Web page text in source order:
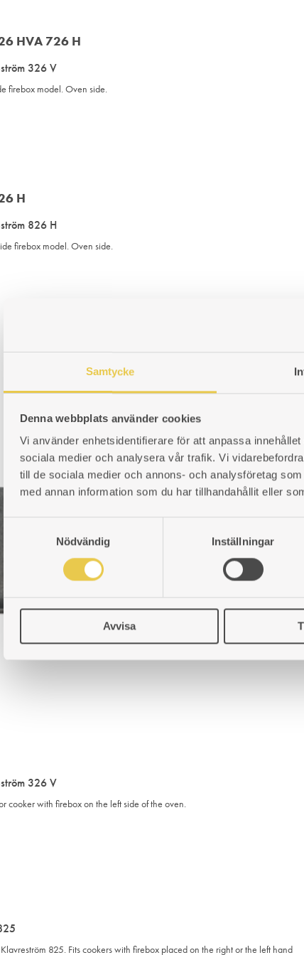
Samtycke
Denna webbplats använder cookies
Vi använder enhetsidentifierare för att anpassa
sociala medier och analysera vår trafik. Vi
till de sociala medier och annons- och analysföretag
med annan information som du har tillhandahållit eller
c
s
Nödvändig Inställningar
Avvisa
326 V
firebox model. Oven side.
826 H
firebox model. Oven side.
326 V
cooker with firebox on the left side of the oven.
825. Fits cookers with firebox placed on the right or the left hand